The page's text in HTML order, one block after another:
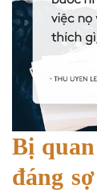
Bị
đáng